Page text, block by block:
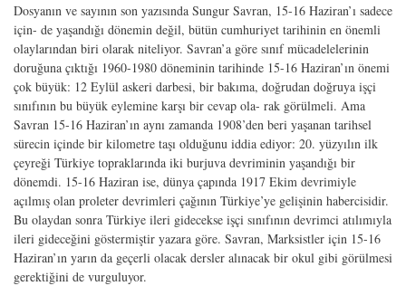
Dosyanın ve sayının son yazısında Sungur Savran, 15-16 Haziran’ı sadece
için- de yaşandığı dönemin değil, bütün cumhuriyet tarihinin en önemli
olaylarından biri olarak niteliyor. Savran’a göre sınıf mücadelelerinin
doruğuna çıktığı 1960-1980 döneminin tarihinde 15-16 Haziran’ın önemi
çok büyük: 12 Eylül askeri darbesi, bir bakıma, doğrudan doğruya işçi
sınıfının bu büyük eylemine karşı bir cevap ola- rak görülmeli. Ama
Savran 15-16 Haziran’ın aynı zamanda 1908’den beri yaşanan tarihsel
sürecin içinde bir kilometre taşı olduğunu iddia ediyor: 20. yüzyılın ilk
çeyreği Türkiye topraklarında iki burjuva devriminin yaşandığı bir
dönemdi. 15-16 Haziran ise, dünya çapında 1917 Ekim devrimiyle
açılmış olan proleter devrimleri çağının Türkiye’ye gelişinin habercisidir.
Bu olaydan sonra Türkiye ileri gidecekse işçi sınıfının devrimci atılımıyla
ileri gideceğini göstermiştir yazara göre. Savran, Marksistler için 15-16
Haziran’ın yarın da geçerli olacak dersler alınacak bir okul gibi görülmesi
gerektiğini de vurguluyor.